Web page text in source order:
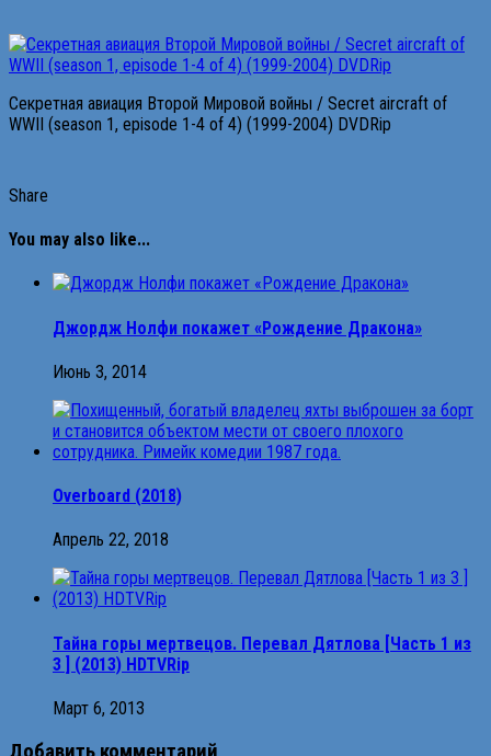
Секретная авиация Второй Мировой войны / Secret aircraft of
WWII (season 1, episode 1-4 of 4) (1999-2004) DVDRip
Share
You may also like...
Джордж Нолфи покажет «Рождение Дракона»
Июнь 3, 2014
Overboard (2018)
Апрель 22, 2018
Тайна горы мертвецов. Перевал Дятлова [Часть 1 из
3 ] (2013) HDTVRip
Март 6, 2013